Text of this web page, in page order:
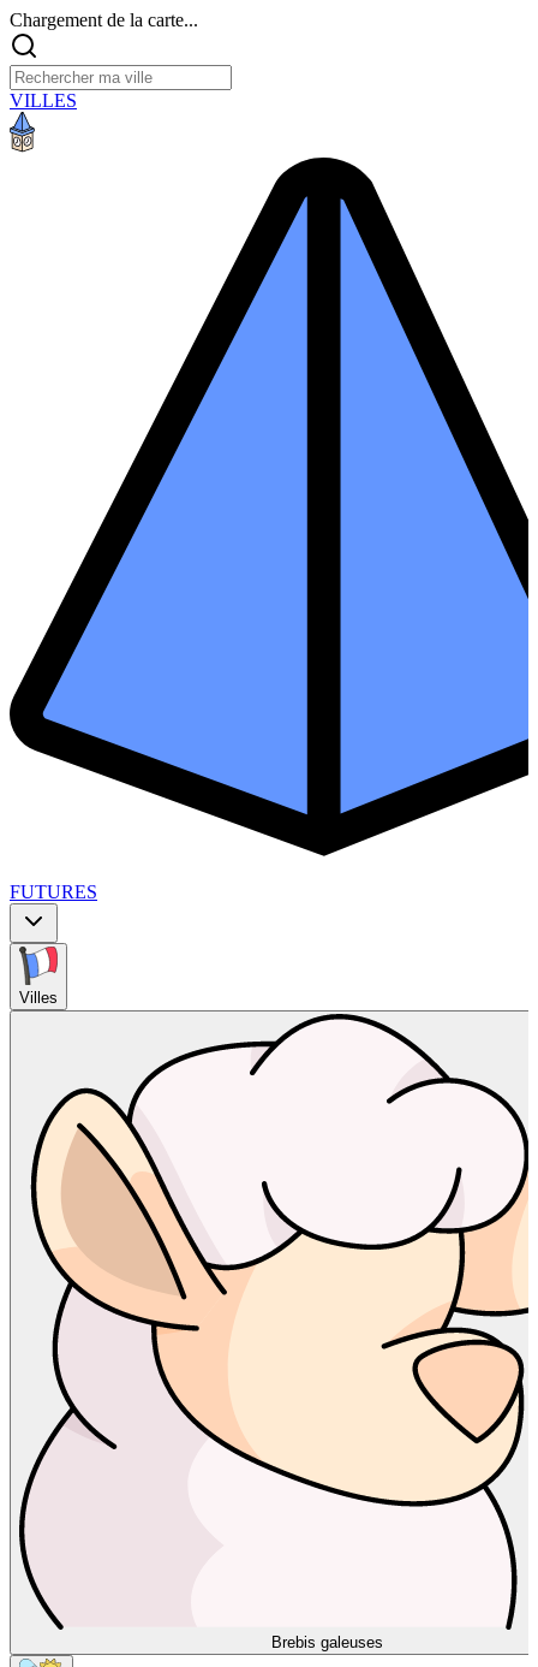
Chargement de la carte...
VILLES
FUTURES
Villes
Brebis galeuses